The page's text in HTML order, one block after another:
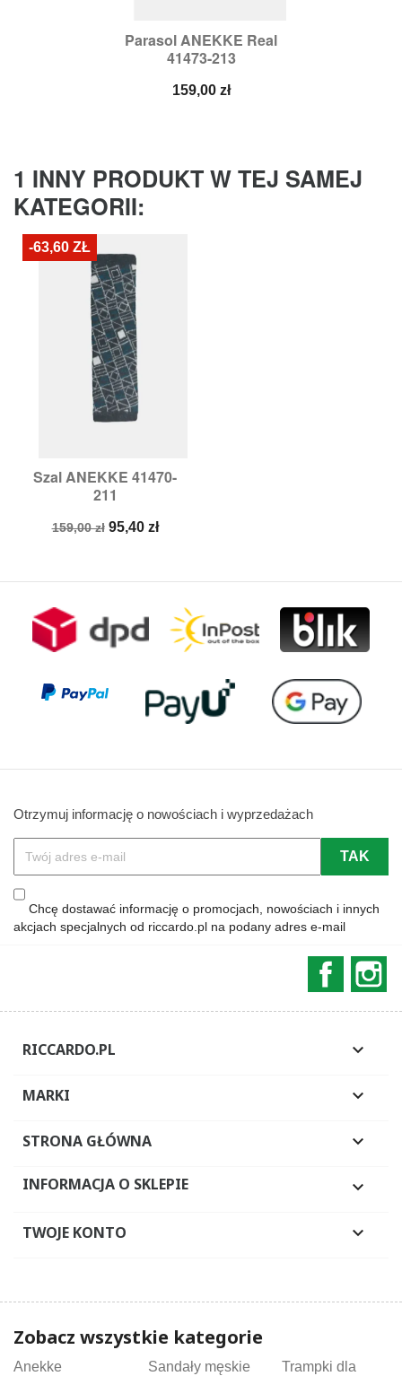
Parasol ANEKKE Real
41473-213
Cena
159,00 zł
1 INNY PRODUKT W TEJ SAMEJ
KATEGORII:
Szal ANEKKE 41470-
211
Cena
159,00 zł Cena
95,40 zł
-63,60 ZŁ
Otrzymuj informację o nowościach i wyprzedażach
Chcę dostawać informację o promocjach, nowościach i innych
akcjach specjalnych od riccardo.pl na podany adres e-mail
RICCARDO.PL 
MARKI 
STRONA GŁÓWNA 
INFORMACJA O SKLEPIE 
TWOJE KONTO 
Zobacz wszystkie kategorie
Anekke Sandały męskie
Trampki dla